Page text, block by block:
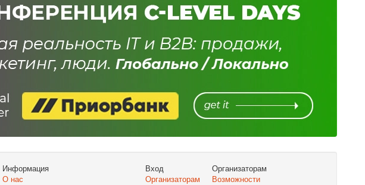
Информация
О нас
Вход
Организаторам
Организаторам
Возможности